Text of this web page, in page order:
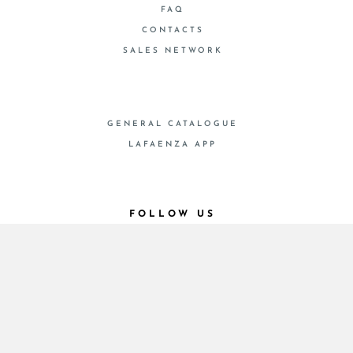
FAQ
CONTACTS
SALES NETWORK
GENERAL CATALOGUE
LAFAENZA APP
FOLLOW US